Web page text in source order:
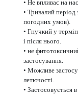
• Не впливає на
• Тривалий період
погодних умов).
• Гнучкий у
і після нього.
• не
застосування.
• Можливе
летючості.
• Застосовується